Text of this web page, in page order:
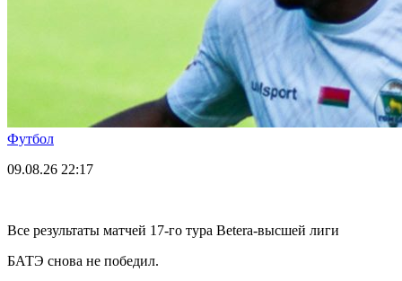
Футбол
09.08.26 22:17
Все результаты матчей 17-го тура Betera-высшей лиги
БАТЭ снова не победил.